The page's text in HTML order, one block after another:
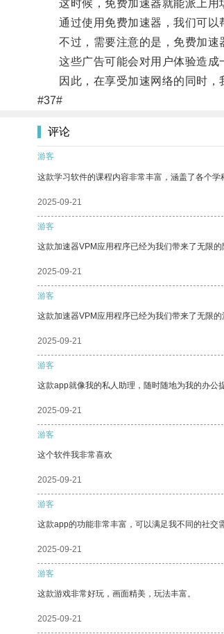
这时候，免费加速器就能派上用
通过使用免费加速器，我们可以
不过，需要注意的是，免费加速
这些广告可能会对用户体验造成
因此，在享受加速网络的同时，
#37#
评论
游客
这款学习软件的课程内容非常丰富，涵盖了各个
2025-09-21
游客
这款加速器VPM应用程序已经为我们带来了无限的
2025-09-21
游客
这款加速器VPM应用程序已经为我们带来了无限的
2025-09-21
游客
这款app就像我的私人助理，随时随地为我的办公
2025-09-21
游客
这个软件我非常喜欢
2025-09-21
游客
这款app的功能非常丰富，可以满足我不同的社交需
2025-09-21
游客
这款游戏非常好玩，画面精美，玩法丰富。
2025-09-21